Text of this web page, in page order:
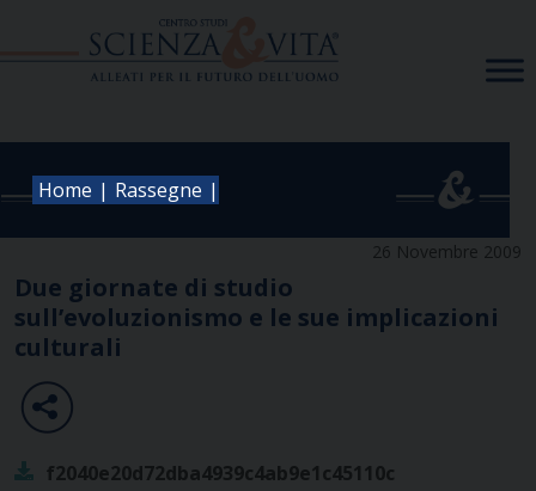
Home | Rassegne |
26 Novembre 2009
Due giornate di studio
sull’evoluzionismo e le sue implicazioni
culturali
f2040e20d72dba4939c4ab9e1c45110c